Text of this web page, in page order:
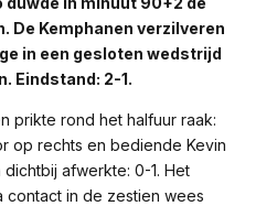
De Kemphanen verzilveren
in een gesloten wedstrijd
Eindstand: 2-1.
prikte rond het halfuur raak:
op rechts en bediende Kevin
afwerkte: 0-1. Het
contact in de zestien wees